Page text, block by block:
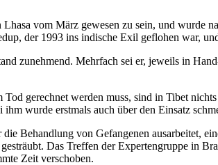
vom März gewesen zu sein, und wurde
der 1993 ins indische Exil geflohen war,
zunehmend. Mehrfach sei er, jeweils in
gerechnet werden muss, sind in Tibet
wurde erstmals auch über den Einsatz
Behandlung von Gefangenen ausarbeitet,
Das Treffen der Expertengruppe in
Zeit verschoben.